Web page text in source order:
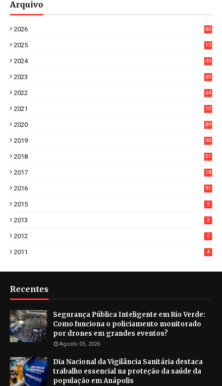
Arquivo
2026
80
2025
13
2024
40
2023
60
2022
64
2021
10
2020
89
2019
90
2018
51
2017
18
2016 91
2015 5
2013 3
2012 5
2011 4
Recentes
Segurança Pública Inteligente em Rio Verde:
Como funciona o policiamento monitorado
por drones em grandes eventos?
Agosto 05, 2026
Dia Nacional da Vigilância Sanitária destaca
trabalho essencial na proteção da saúde da
população em Anápolis